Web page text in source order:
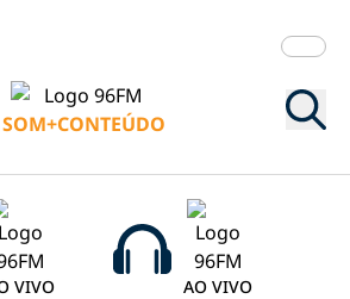
SOM+CONTEÚDO
VIVO AO VIVO